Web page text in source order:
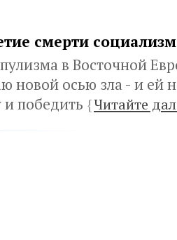
смерти
в Восточной
новой осью зла - и ей
и победить {Читайте